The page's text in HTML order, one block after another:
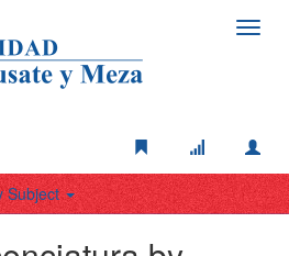
Subject